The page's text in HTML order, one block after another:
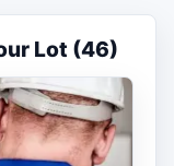
Lot (46)